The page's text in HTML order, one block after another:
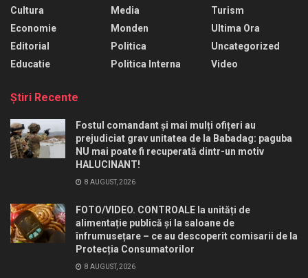
Cultura
Economie
Editorial
Educatie
Media
Monden
Politica
Politica Interna
Turism
Ultima Ora
Uncategorized
Video
Ştiri Recente
Fostul comandant și mai mulți ofițeri au
prejudiciat grav unitatea de la Babadag: paguba
NU mai poate fi recuperată dintr-un motiv
HALUCINANT!
8 AUGUST, 2026
FOTO/VIDEO. CONTROALE la unități de
alimentație publică și la saloane de
înfrumusețare – ce au descoperit comisarii de la
Protecția Consumatorilor
8 AUGUST, 2026